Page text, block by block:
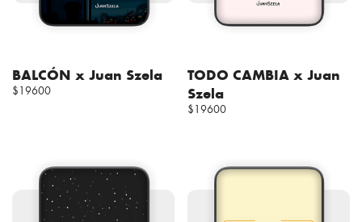
BALCÓN x Juan Szela
$19600
TODO CAMBIA x Juan
Szela
$19600